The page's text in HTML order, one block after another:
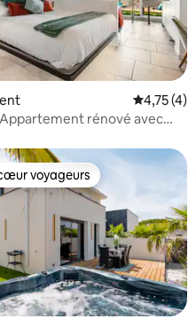
4,75 (4)
Appartement rénové avec
voyageurs
voyageurs